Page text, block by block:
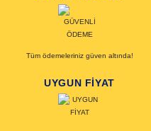
Tüm ödemeleriniz güven altında!
UYGUN FİYAT